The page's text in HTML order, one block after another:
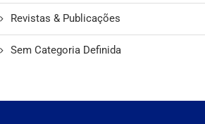
Revistas & Publicações
Sem Categoria Definida